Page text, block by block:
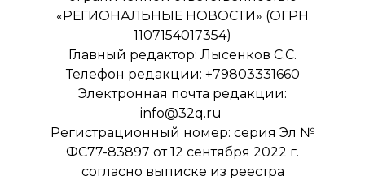
«РЕГИОНАЛЬНЫЕ НОВОСТИ» (ОГРН
1107154017354)
Главный редактор: Лысенков С.С.
Телефон редакции: +79803331660
Электронная почта редакции:
info@32q.ru
Регистрационный номер: серия Эл №
ФС77-83897 от 12 сентября 2022 г.
согласно выписке из реестра